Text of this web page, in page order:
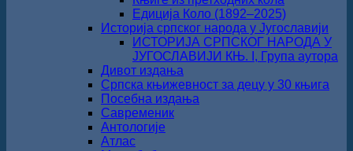
Едиција Коло (1892‒2025)
Историја српског народа у Југославији
ИСТОРИЈА СРПСКОГ НАРОДА У
ЈУГОСЛАВИЈИ КЊ. I, Група аутора
Дивот издања
Српска књижевност за децу у 30 књига
Посебна издања
Савременик
Антологије
Атлас